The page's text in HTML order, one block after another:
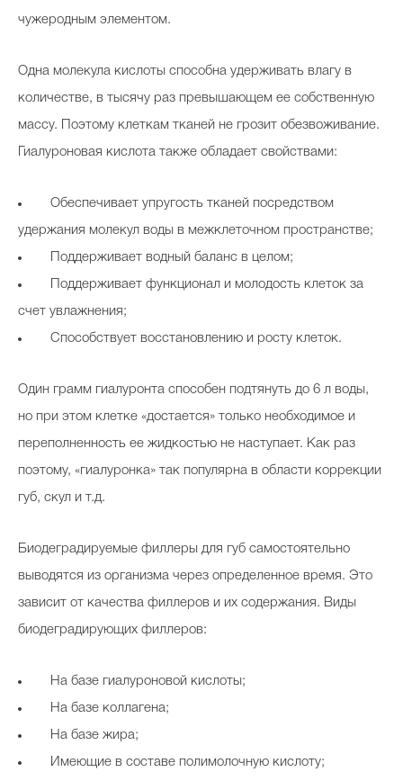
чужеродным элементом.
Одна молекула кислоты способна удерживать влагу в
количестве, в тысячу раз превышающем ее собственную
массу. Поэтому клеткам тканей не грозит обезвоживание.
Гиалуроновая кислота также обладает свойствами:
Обеспечивает упругость тканей посредством
удержания молекул воды в межклеточном пространстве;
Поддерживает водный баланс в целом;
Поддерживает функционал и молодость клеток за
счет увлажнения;
Способствует восстановлению и росту клеток.
Один грамм гиалуронта способен подтянуть до 6 л воды,
но при этом клетке «достается» только необходимое и
переполненность ее жидкостью не наступает. Как раз
поэтому, «гиалуронка» так популярна в области коррекции
губ, скул и т.д.
Биодеградируемые филлеры для губ самостоятельно
выводятся из организма через определенное время. Это
зависит от качества филлеров и их содержания. Виды
биодеградирующих филлеров:
На базе гиалуроновой кислоты;
На базе коллагена;
На базе жира;
Имеющие в составе полимолочную кислоту;